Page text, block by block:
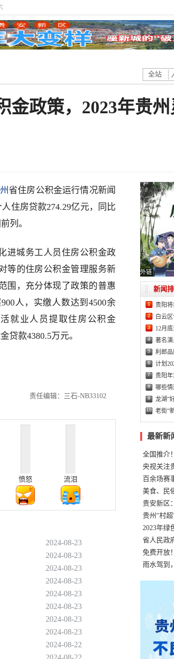
全站
金政策，2023年贵
省住房公积金运行情况新闻
住房贷款274.29亿元，同比
列。
进城务工人员住房公积金政
等的住房公积金管理服务新
围，充分体现了政策的普惠
人，实缴人数达到4500余
就业人员提取住房公积金
贷款4380.5万元。
责任编辑：三石-NB33102
愤怒 流泪
2024-08-23
2024-08-23
2024-08-23
2024-08-23
2024-08-23
2024-08-23
2024-08-23
2024-08-23
2024-08-22
2024-08-22
外链
新闻
1 贵阳将
2 白云
3 12月
4 著名
5 利郎
6 计划
7 贵阳
8 哪些情
9 龙湖“
10 老街“
最新新
全国推介
错过
央视关注
温
百余场赛
正式“打响
美食、民
两减三免
贵安新区
贵州“村
名额
2023年绿
色工厂
省人民政
资工作实
免费开放
展，持续
雨水驾到